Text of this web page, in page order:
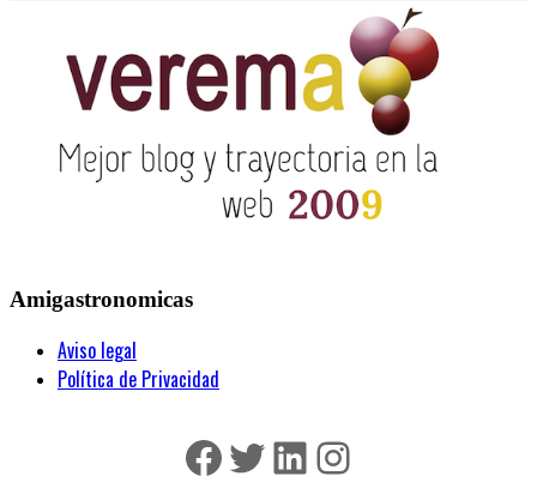
Amigastronomicas
Aviso legal
Política de Privacidad
Facebook
Twitter
LinkedIn
Instagram